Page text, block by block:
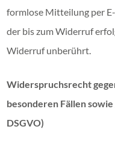
formlose Mitteilung per
der bis zum Widerruf
Widerruf unberührt.
Widerspruchsrecht
besonderen Fällen
DSGVO)